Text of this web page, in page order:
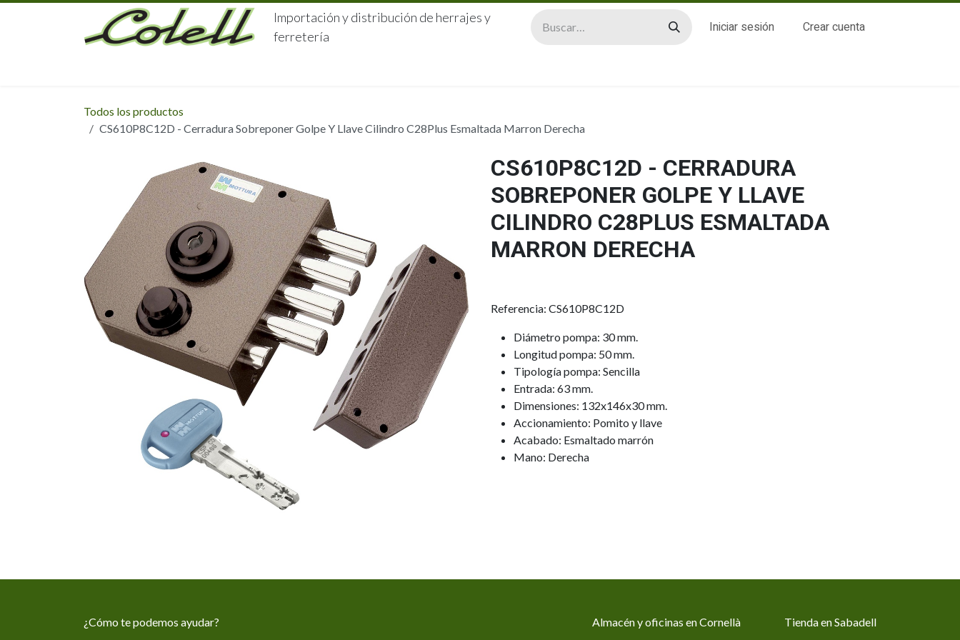
Ir al contenido
Importación y distribución de herrajes y
ferretería
Iniciar sesión Crear cuenta
Todos los productos
CS610P8C12D - Cerradura Sobreponer Golpe Y Llave Cilindro C28Plus Esmaltada Marron Derecha
CS610P8C12D - CERRADURA
SOBREPONER GOLPE Y LLAVE
CILINDRO C28PLUS ESMALTADA
MARRON DERECHA
Referencia: CS610P8C12D
Diámetro pompa: 30 mm.
Longitud pompa: 50 mm.
Tipología pompa: Sencilla
Entrada: 63 mm.
Dimensiones: 132x146x30 mm.
Accionamiento: Pomito y llave
Acabado: Esmaltado marrón
Mano: Derecha
¿Cómo te podemos ayudar? Almacén y oficinas en Cornellà Tienda en Sabadell